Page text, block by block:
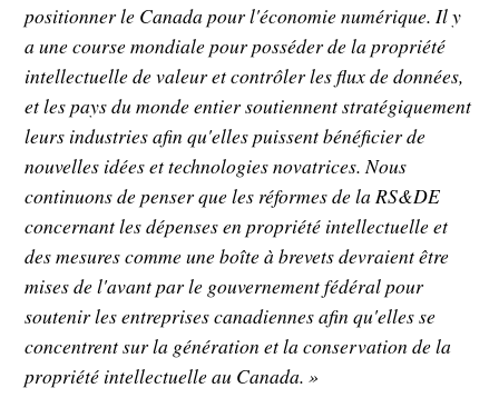
positionner le Canada pour l'économie numérique. Il y
a une course mondiale pour posséder de la propriété
intellectuelle de valeur et contrôler les flux de données,
et les pays du monde entier soutiennent stratégiquement
leurs industries afin qu'elles puissent bénéficier de
nouvelles idées et technologies novatrices. Nous
continuons de penser que les réformes de la RS&DE
concernant les dépenses en propriété intellectuelle et
des mesures comme une boîte à brevets devraient être
mises de l'avant par le gouvernement fédéral pour
soutenir les entreprises canadiennes afin qu'elles se
concentrent sur la génération et la conservation de la
propriété intellectuelle au Canada. »